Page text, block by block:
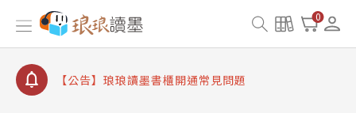
0
【公告】琅琅書店服務升級重要說明及資產合併結果
查詢
【公告】琅琅讀墨數位閱讀資產合併與書櫃開通申請
【公告】琅琅讀墨書櫃開通常見問題